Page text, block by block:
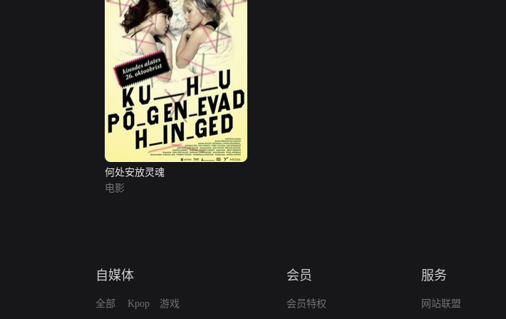
何处安放灵魂
电影
自媒体
全部 Kpop 游戏
会员
会员特权
服务
网站联盟